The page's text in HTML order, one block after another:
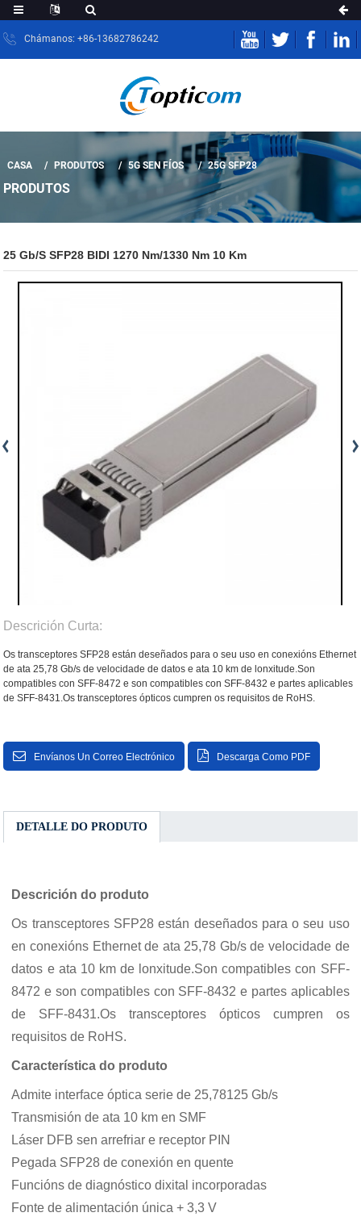
Chámanos: +86-13682786242
CASA PRODUTOS 5G SEN FÍOS 25G SFP28
PRODUTOS
25 Gb/s SFP28 BIDI 1270 Nm/1330 Nm 10 Km
Descrición Curta:
Os transceptores SFP28 están deseñados para o seu uso en conexións Ethernet
de ata 25,78 Gb/s de velocidade de datos e ata 10 km de lonxitude.Son
compatibles con SFF-8472 e son compatibles con SFF-8432 e partes aplicables
de SFF-8431.Os transceptores ópticos cumpren os requisitos de RoHS.
Envíanos Un Correo Electrónico Descarga Como PDF
DETALLE DO PRODUTO
Descrición do produto
Os transceptores SFP28 están deseñados para o seu uso
en conexións Ethernet de ata 25,78 Gb/s de velocidade de
datos e ata 10 km de lonxitude.Son compatibles con SFF-
8472 e son compatibles con SFF-8432 e partes aplicables
de SFF-8431.Os transceptores ópticos cumpren os
requisitos de RoHS.
Característica do produto
Admite interface óptica serie de 25,78125 Gb/s
Transmisión de ata 10 km en SMF
Láser DFB sen arrefriar e receptor PIN
Pegada SFP28 de conexión en quente
Funcións de diagnóstico dixital incorporadas
Fonte de alimentación única + 3,3 V